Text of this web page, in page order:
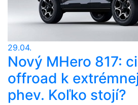
29.04.
Nový MHero 817:
offroad k
phev. Koľko stojí?